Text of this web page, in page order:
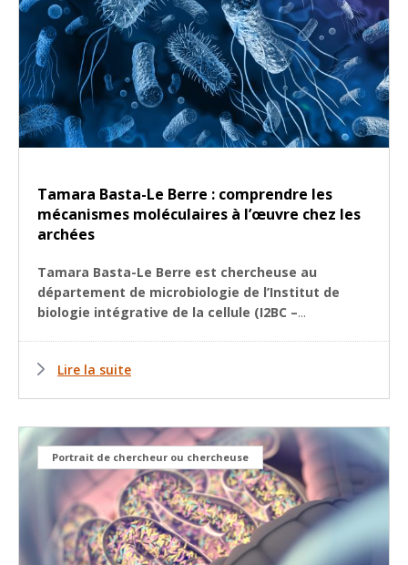
Tamara Basta-Le Berre : comprendre les
mécanismes moléculaires à l’œuvre chez les
archées
Tamara Basta-Le Berre est chercheuse au
département de microbiologie de l’Institut de
biologie intégrative de la cellule (I2BC –...
Lire la suite
Portrait de chercheur ou chercheuse